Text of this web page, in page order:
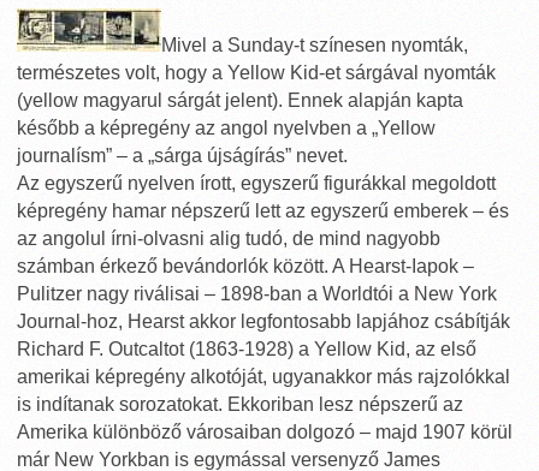
Mivel a Sunday-t színesen nyomták,
természetes volt, hogy a Yellow Kid-et sárgával nyomták
(yellow magyarul sárgát jelent). Ennek alapján kapta
később a képregény az angol nyelvben a „Yellow
journalísm” – a „sárga újságírás” nevet.
Az egyszerű nyelven írott, egyszerű figurákkal megoldott
képregény hamar népszerű lett az egyszerű emberek – és
az angolul írni-olvasni alig tudó, de mind nagyobb
számban érkező bevándorlók között. A Hearst-Iapok –
Pulitzer nagy riválisai – 1898-ban a Worldtói a New York
Journal-hoz, Hearst akkor legfontosabb lapjához csábítják
Richard F. Outcaltot (1863-1928) a Yellow Kid, az első
amerikai képregény alkotóját, ugyanakkor más rajzolókkal
is indítanak sorozatokat. Ekkoriban lesz népszerű az
Amerika különböző városaiban dolgozó – majd 1907 körül
már New Yorkban is egymással versenyző James